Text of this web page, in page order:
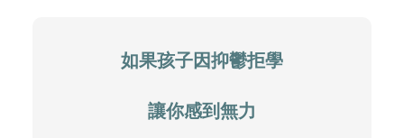
如果孩子因抑鬱拒學
讓你感到無力